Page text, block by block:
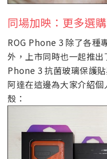
同場加映：更多選
ROG Phone 3 除了各種
外，上市同時也一起推
Phone 3 抗菌玻璃保護
阿達在這邊為大家介紹
殼：